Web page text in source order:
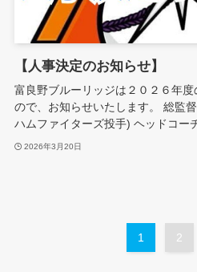
【人事決定のお知らせ】
富良野ブルーリッジは２０２６年
ので、お知らせいたします。 総監
ハムファイターズ投手) ヘッドコー
2026年3月20日
1 2